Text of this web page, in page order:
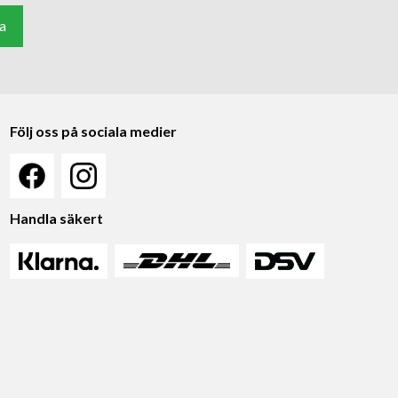
Följ oss på sociala medier
Handla säkert